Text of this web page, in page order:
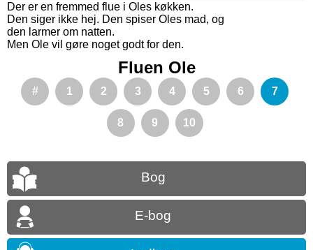
Der er en fremmed flue i Oles køkken.
Den siger ikke hej. Den spiser Oles mad, og
den larmer om natten.
Men Ole vil gøre noget godt for den.
Fluen Ole
# 1 2 3 4 5 6 7
8 9 10
Bog
E-bog